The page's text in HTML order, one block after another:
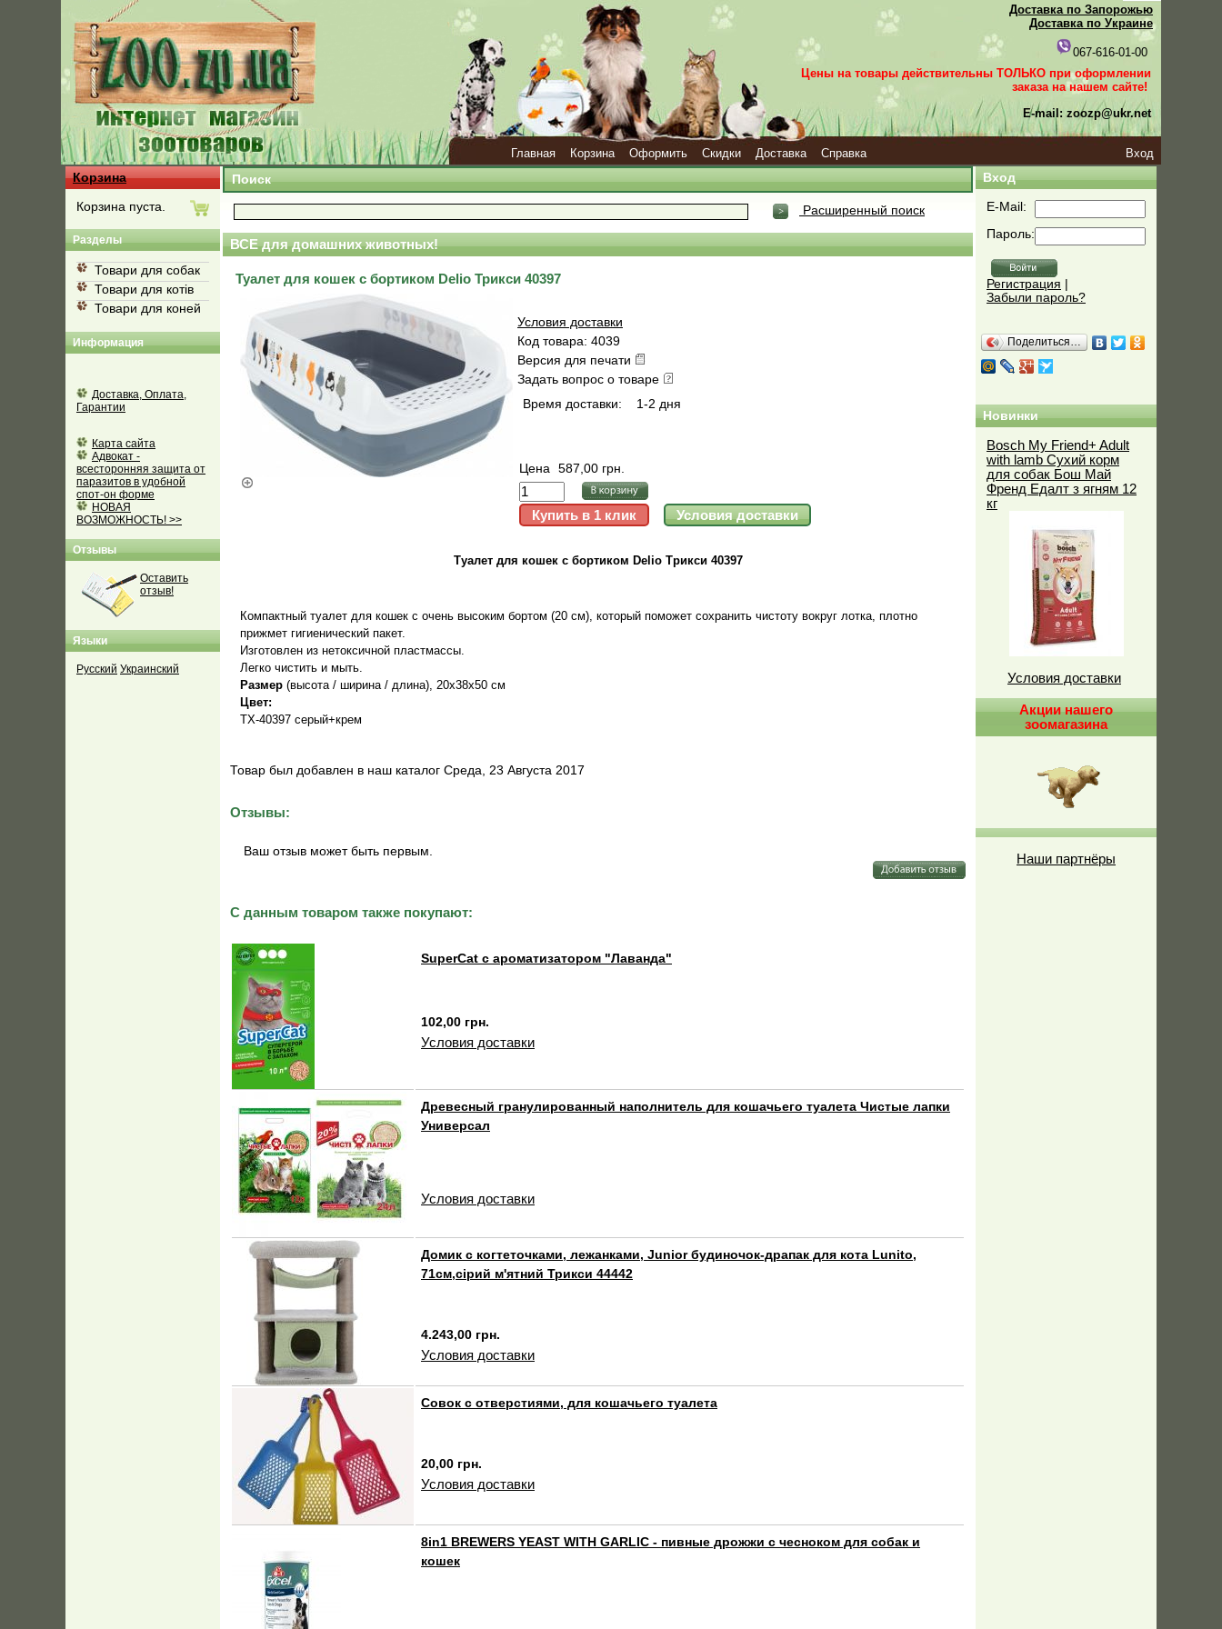
Доставка по Запорожью
Доставка по Украине
067-616-01-00
Цены на товары действительны ТОЛЬКО при оформлении
заказа на нашем сайте!
E-mail: zoozp@ukr.net
Главная Корзина Оформить Скидки Доставка Справка
Вход
Корзина
Корзина пуста.
Разделы
Товари для собак
Товари для котів
Товари для коней
Информация
Доставка, Оплата,
Гарантии
Карта сайта
Адвокат -
всесторонняя защита от
паразитов в удобной
спот-он форме
НОВАЯ
ВОЗМОЖНОСТЬ! >>
Отзывы
Оставить
отзыв!
Языки
Русский Украинский
Поиск
Расширенный поиск
ВСЕ для домашних животных!
Туалет для кошек с бортиком Delio Трикси 40397
Условия доставки
Код товара: 4039
Версия для печати
Задать вопрос о товаре
Время доставки:
1-2 дня
Цена 587,00 грн.
Туалет для кошек с бортиком Delio Трикси 40397
Компактный туалет для кошек с очень высоким бортом (20 см), который поможет сохранить чистоту вокруг лотка, плотно
прижмет гигиенический пакет.
Изготовлен из нетоксичной пластмассы.
Легко чистить и мыть.
Размер (высота / ширина / длина), 20х38х50 см
Цвет:
TX-40397 серый+крем
Товар был добавлен в наш каталог Среда, 23 Августа 2017
Отзывы:
Ваш отзыв может быть первым.
С данным товаром также покупают:
SuperCat с ароматизатором "Лаванда"
102,00 грн.
Условия доставки
Древесный гранулированный наполнитель для кошачьего туалета Чистые лапки
Универсал
Условия доставки
Домик с когтеточками, лежанками, Junior будиночок-драпак для кота Lunito,
71см,сірий м'ятний Трикси 44442
4.243,00 грн.
Условия доставки
Совок с отверстиями, для кошачьего туалета
20,00 грн.
Условия доставки
8in1 BREWERS YEAST WITH GARLIC - пивные дрожжи с чесноком для собак и
кошек
Вход
E-Mail:
Пароль:
Регистрация
Забыли пароль?
Поделиться…
Новинки
Bosch My Friend+ Adult
with lamb Сухий корм
для собак Бош Май
Френд Едалт з ягням 12
кг
Условия доставки
Акции нашего
зоомагазина
Наши партнёры